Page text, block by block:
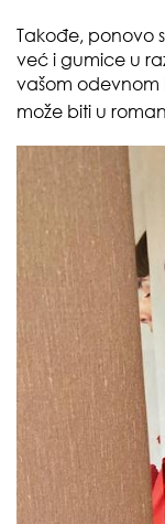
Takođe, ponovo
već i gumice u
vašom
može biti u